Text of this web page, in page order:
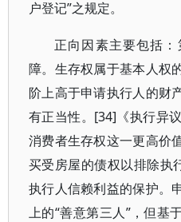
户登记”之规定。
正向因素主要包括
障。生存权属于基本人权
阶上高于申请执行人的财
有正当性。[34]《执行异
消费者生存权这一更高价
买受房屋的债权以排除执
执行人信赖利益的保护。
上的“善意第三人”，但基